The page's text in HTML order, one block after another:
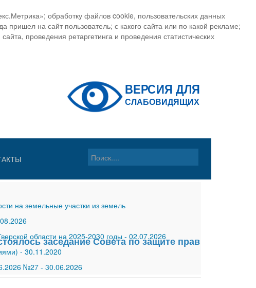
обработку файлов cookie, пользовательских данных
пришел на сайт пользователь; с какого сайта или по какой рекламе;
проведения ретаргетинга и проведения статистических
на земельные участки из земель
области на 2025-2030 годы - 02.07.2026
- 30.11.2020
№27 - 30.06.2026
заседание Совета по защите прав